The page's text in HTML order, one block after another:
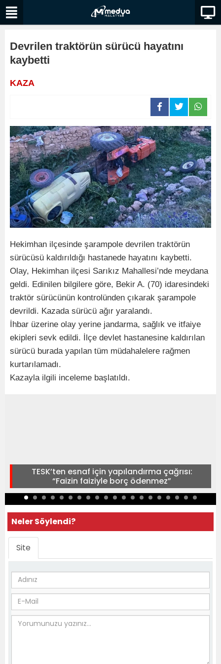
Devrilen traktörün sürücü hayatını
kaybetti
KAZA
Hekimhan ilçesinde şarampole devrilen traktörün
sürücüsü kaldırıldığı hastanede hayatını kaybetti.
Olay, Hekimhan ilçesi Sarıkız Mahallesi’nde meydana
geldi. Edinilen bilgilere göre, Bekir A. (70) idaresindeki
traktör sürücünün kontrolünden çıkarak şarampole
devrildi. Kazada sürücü ağır yaralandı.
İhbar üzerine olay yerine jandarma, sağlık ve itfaiye
ekipleri sevk edildi. İlçe devlet hastanesine kaldırılan
sürücü burada yapılan tüm müdahalelere rağmen
kurtarılamadı.
Kazayla ilgili inceleme başlatıldı.
TESK’ten esnaf için yapılandırma çağrısı:
“Faizin faiziyle borç ödenmez”
Neler Söylendi?
Site